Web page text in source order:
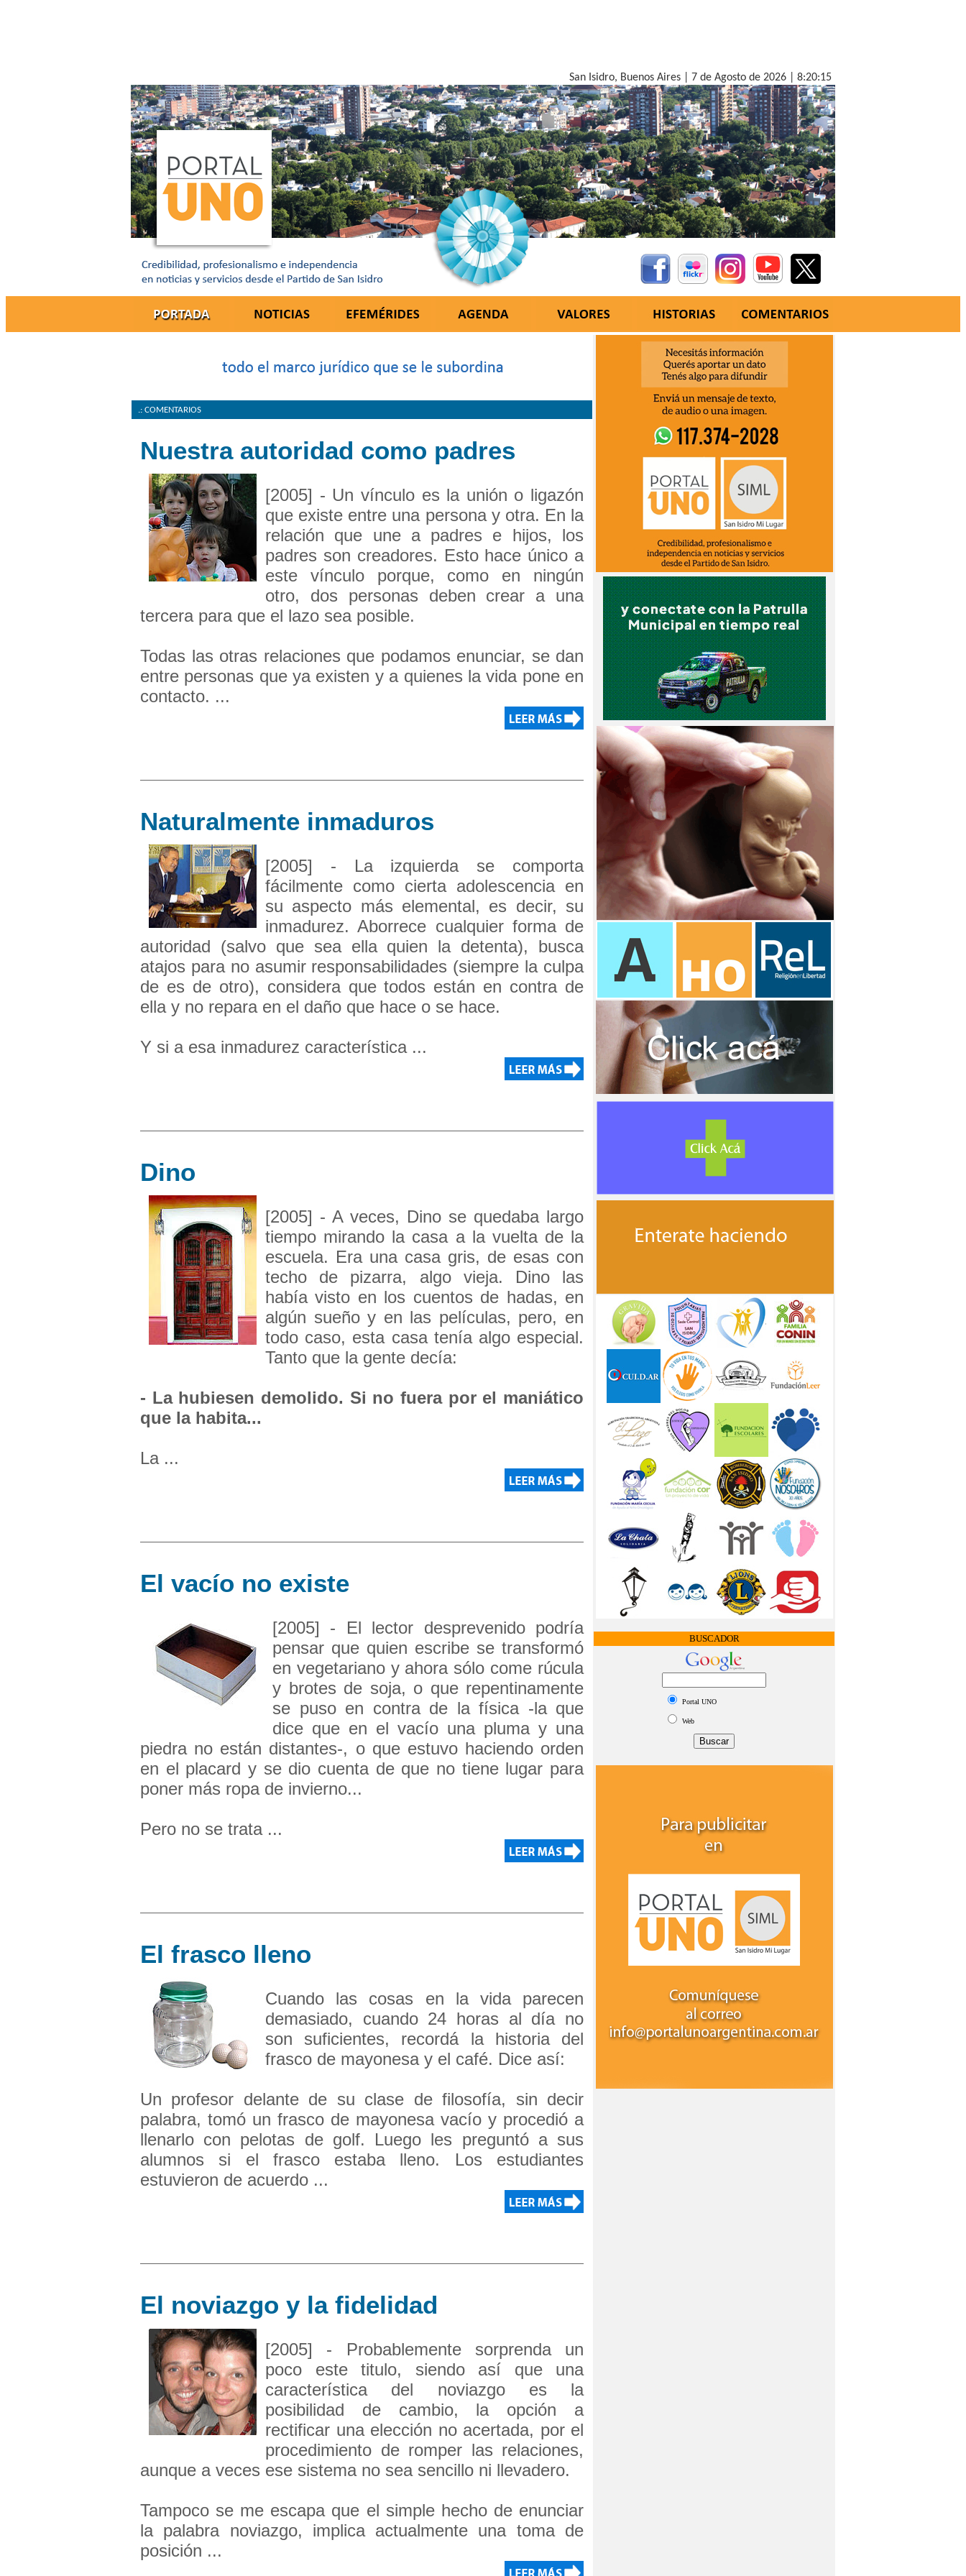
San Isidro, Buenos Aires | 7 de Agosto de 2026 | 8:20:16
.: COMENTARIOS
Nuestra autoridad como padres
[2005] - Un vínculo es la unión o ligazón
que existe entre una persona y otra. En la
relación que une a padres e hijos, los
padres son creadores. Esto hace único a
este vínculo porque, como en ningún
otro, dos personas deben crear a una
tercera para que el lazo sea posible.
Todas las otras relaciones que podamos enunciar, se dan
entre personas que ya existen y a quienes la vida pone en
contacto. ...
Naturalmente inmaduros
[2005] - La izquierda se comporta
fácilmente como cierta adolescencia en
su aspecto más elemental, es decir, su
inmadurez. Aborrece cualquier forma de
autoridad (salvo que sea ella quien la detenta), busca
atajos para no asumir responsabilidades (siempre la culpa
de es de otro), considera que todos están en contra de
ella y no repara en el daño que hace o se hace.
Y si a esa inmadurez característica ...
Dino
[2005] - A veces, Dino se quedaba largo
tiempo mirando la casa a la vuelta de la
escuela. Era una casa gris, de esas con
techo de pizarra, algo vieja. Dino las
había visto en los cuentos de hadas, en
algún sueño y en las películas, pero, en
todo caso, esta casa tenía algo especial.
Tanto que la gente decía:
- La hubiesen demolido. Si no fuera por el maniático
que la habita...
La ...
El vacío no existe
[2005] - El lector desprevenido podría
pensar que quien escribe se transformó
en vegetariano y ahora sólo come rúcula
y brotes de soja, o que repentinamente
se puso en contra de la física -la que
dice que en el vacío una pluma y una
piedra no están distantes-, o que estuvo haciendo orden
en el placard y se dio cuenta de que no tiene lugar para
poner más ropa de invierno...
Pero no se trata ...
El frasco lleno
Cuando las cosas en la vida parecen
demasiado, cuando 24 horas al día no
son suficientes, recordá la historia del
frasco de mayonesa y el café. Dice así:
Un profesor delante de su clase de filosofía, sin decir
palabra, tomó un frasco de mayonesa vacío y procedió a
llenarlo con pelotas de golf. Luego les preguntó a sus
alumnos si el frasco estaba lleno. Los estudiantes
estuvieron de acuerdo ...
El noviazgo y la fidelidad
[2005] - Probablemente sorprenda un
poco este titulo, siendo así que una
característica del noviazgo es la
posibilidad de cambio, la opción a
rectificar una elección no acertada, por el
procedimiento de romper las relaciones,
aunque a veces ese sistema no sea sencillo ni llevadero.
Tampoco se me escapa que el simple hecho de enunciar
la palabra noviazgo, implica actualmente una toma de
posición ...
BUSCADOR
Portal UNO
Web